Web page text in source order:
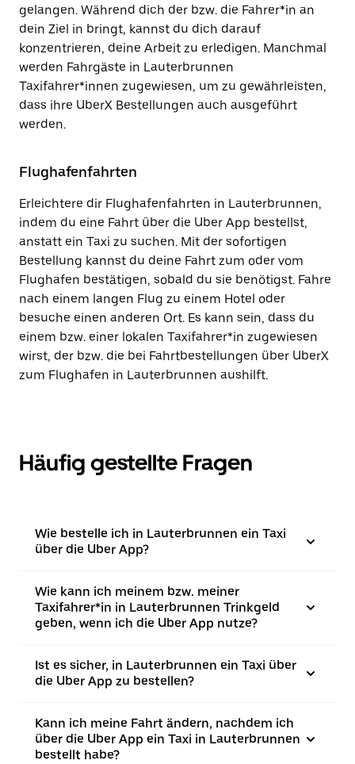
gelangen. Während dich der bzw. die Fahrer*in an
dein Ziel in bringt, kannst du dich darauf
konzentrieren, deine Arbeit zu erledigen. Manchmal
werden Fahrgäste in Lauterbrunnen
Taxifahrer*innen zugewiesen, um zu gewährleisten,
dass ihre UberX Bestellungen auch ausgeführt
werden.
Flughafenfahrten
Erleichtere dir Flughafenfahrten in Lauterbrunnen,
indem du eine Fahrt über die Uber App bestellst,
anstatt ein Taxi zu suchen. Mit der sofortigen
Bestellung kannst du deine Fahrt zum oder vom
Flughafen bestätigen, sobald du sie benötigst. Fahre
nach einem langen Flug zu einem Hotel oder
besuche einen anderen Ort. Es kann sein, dass du
einem bzw. einer lokalen Taxifahrer*in zugewiesen
wirst, der bzw. die bei Fahrtbestellungen über UberX
zum Flughafen in Lauterbrunnen aushilft.
Häufig gestellte Fragen
Wie bestelle ich in Lauterbrunnen ein Taxi
über die Uber App?
Wie kann ich meinem bzw. meiner
Taxifahrer*in in Lauterbrunnen Trinkgeld
geben, wenn ich die Uber App nutze?
Ist es sicher, in Lauterbrunnen ein Taxi über
die Uber App zu bestellen?
Kann ich meine Fahrt ändern, nachdem ich
über die Uber App ein Taxi in Lauterbrunnen
bestellt habe?